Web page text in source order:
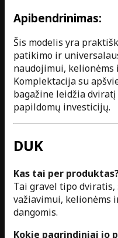
Apibendrinimas:
Šis modelis yra
patikimo ir
naudojimui, kelionėms
Komplektacija su
bagažine leidžia
papildomų investicijų.
DUK
Kas tai per
Tai gravel tipo
važiavimui, kelionėms
dangomis.
Kokie pagrindiniai jo